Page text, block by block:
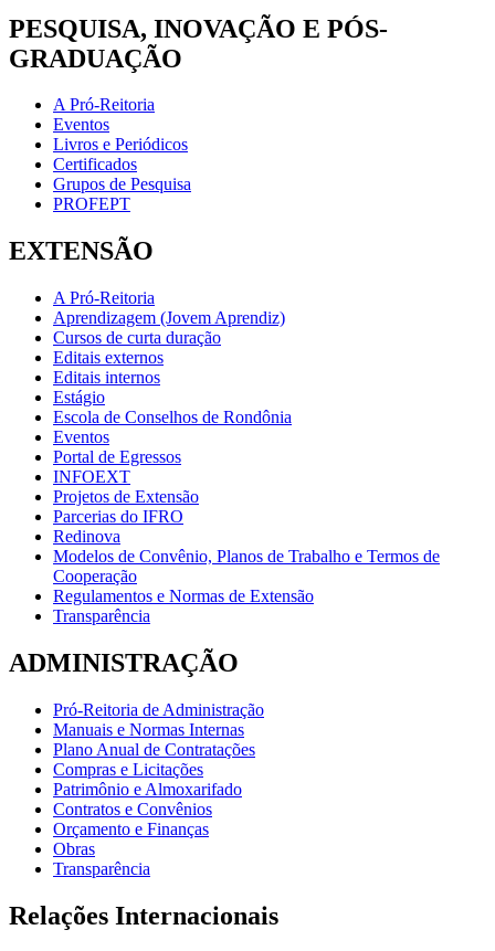
PESQUISA, INOVAÇÃO E PÓS-
GRADUAÇÃO
A Pró-Reitoria
Eventos
Livros e Periódicos
Certificados
Grupos de Pesquisa
PROFEPT
EXTENSÃO
A Pró-Reitoria
Aprendizagem (Jovem Aprendiz)
Cursos de curta duração
Editais externos
Editais internos
Estágio
Escola de Conselhos de Rondônia
Eventos
Portal de Egressos
INFOEXT
Projetos de Extensão
Parcerias do IFRO
Redinova
Modelos de Convênio, Planos de Trabalho e Termos de
Cooperação
Regulamentos e Normas de Extensão
Transparência
ADMINISTRAÇÃO
Pró-Reitoria de Administração
Manuais e Normas Internas
Plano Anual de Contratações
Compras e Licitações
Patrimônio e Almoxarifado
Contratos e Convênios
Orçamento e Finanças
Obras
Transparência
Relações Internacionais